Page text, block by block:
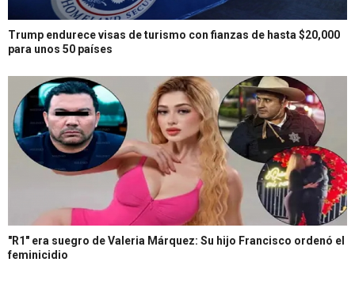
Trump endurece visas de turismo con fianzas de hasta $20,000
para unos 50 países
"R1" era suegro de Valeria Márquez: Su hijo Francisco ordenó el
feminicidio